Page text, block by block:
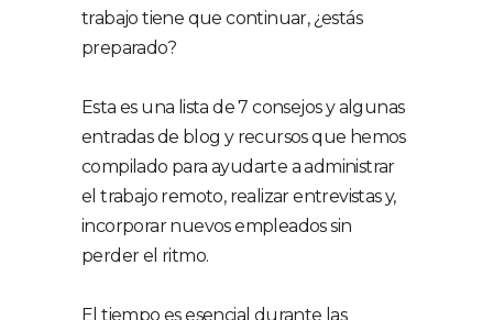
trabajo tiene que continuar, ¿estás
preparado?
Esta es una lista de 7 consejos y algunas
entradas de blog y recursos que hemos
compilado para ayudarte a administrar
el trabajo remoto, realizar entrevistas y,
incorporar nuevos empleados sin
perder el ritmo.
El tiempo es esencial durante las